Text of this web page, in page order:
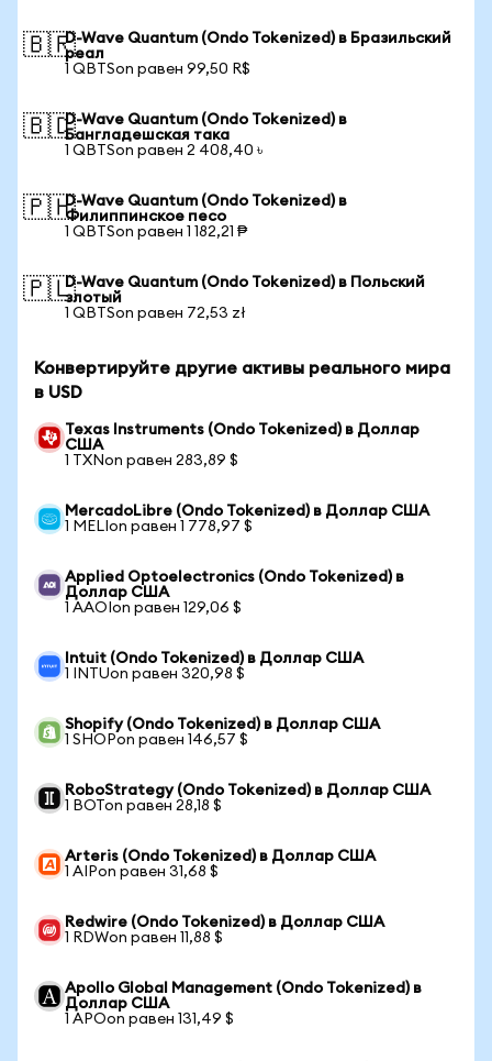
🇧🇷D-Wave Quantum (Ondo Tokenized) в Бразильский
реал
1 QBTSon равен 99,50 R$
🇧🇩D-Wave Quantum (Ondo Tokenized) в
Бангладешская така
1 QBTSon равен 2 408,40 ৳
🇵🇭D-Wave Quantum (Ondo Tokenized) в
Филиппинское песо
1 QBTSon равен 1 182,21 ₱
🇵🇱D-Wave Quantum (Ondo Tokenized) в Польский
злотый
1 QBTSon равен 72,53 zł
Конвертируйте другие активы реального мира
в USD
Texas Instruments (Ondo Tokenized) в Доллар
США
1 TXNon равен 283,89 $
MercadoLibre (Ondo Tokenized) в Доллар США
1 MELIon равен 1 778,97 $
Applied Optoelectronics (Ondo Tokenized) в
Доллар США
1 AAOIon равен 129,06 $
Intuit (Ondo Tokenized) в Доллар США
1 INTUon равен 320,98 $
Shopify (Ondo Tokenized) в Доллар США
1 SHOPon равен 146,57 $
RoboStrategy (Ondo Tokenized) в Доллар США
1 BOTon равен 28,18 $
Arteris (Ondo Tokenized) в Доллар США
1 AIPon равен 31,68 $
Redwire (Ondo Tokenized) в Доллар США
1 RDWon равен 11,88 $
Apollo Global Management (Ondo Tokenized) в
Доллар США
1 APOon равен 131,49 $